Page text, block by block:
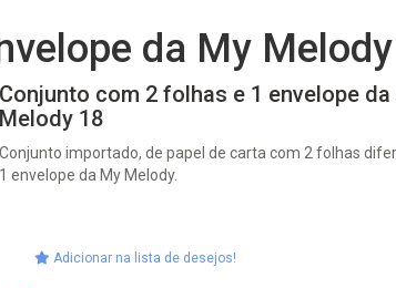
da My
Conjunto com 2 folhas e 1 envelope da
Melody 18
Conjunto importado, de papel de carta com 2 folhas
1 envelope da My Melody.
Adicionar na lista de desejos!